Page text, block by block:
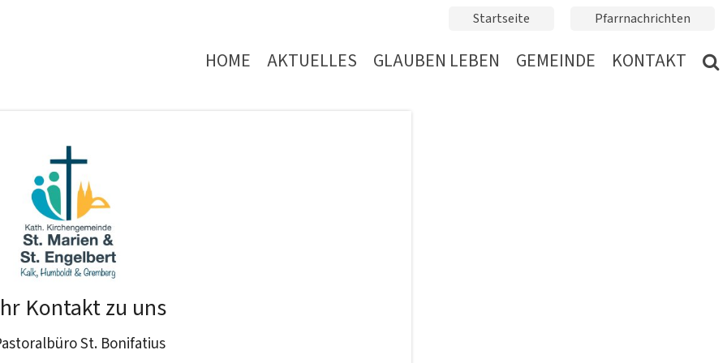
Startseite Pfarrnachrichten
HOME AKTUELLES GLAUBEN LEBEN GEMEINDE KONTAKT
Kontakt zu uns
St. Bonifatius